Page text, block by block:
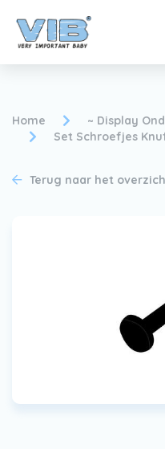
VIB®-Dealer worden
Home
~ Display
Set Schroefjes
Terug naar het